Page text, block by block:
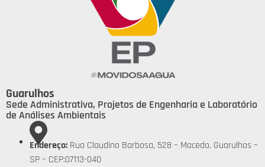
Guarulhos
Sede Administrativa, Projetos de Engenharia e Laboratório
de Análises Ambientais
Endereço: Rua Claudino Barbosa, 528 – Macedo. Guarulhos –
SP – CEP:07113-040